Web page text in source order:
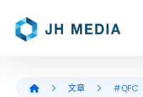
文章 #QFC